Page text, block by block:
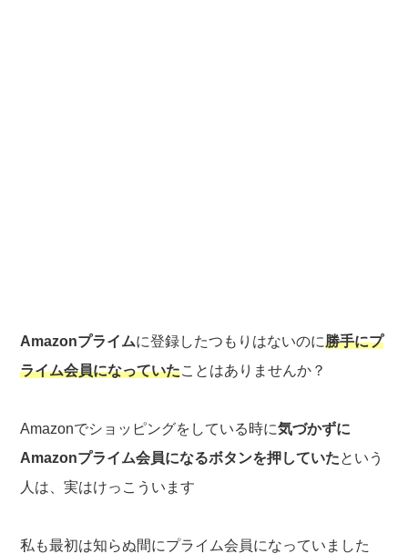
Amazonプライムに登録したつもりはないのに勝手にプ
ライム会員になっていたことはありませんか？
Amazonでショッピングをしている時に気づかずに
Amazonプライム会員になるボタンを押していたという
人は、実はけっこういます
私も最初は知らぬ間にプライム会員になっていました